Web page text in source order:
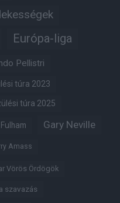
Európa-liga
Pellistri
túra 2023
túra 2025
Fulham Gary Neville
Amass
Vörös Ördögök
szavazás